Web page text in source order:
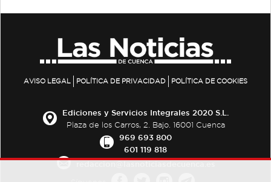
AVISO LEGAL POLÍTICA DE PRIVACIDAD POLÍTICA DE COOKIES
Ediciones y Servicios Integrales 2020 S.L.
Plaza de los Carros, 2. Bajo. 16001 Cuenca
969 693 800
601 119 818